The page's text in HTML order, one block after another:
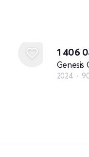
1 406
Genesis
2024